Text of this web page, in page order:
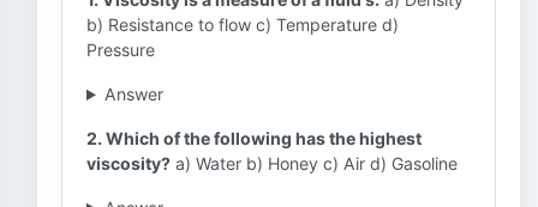
b) Resistance to flow c) Temperature d)
Pressure
Answer
2. Which of the following has the highest
viscosity? a) Water b) Honey c) Air d) Gasoline